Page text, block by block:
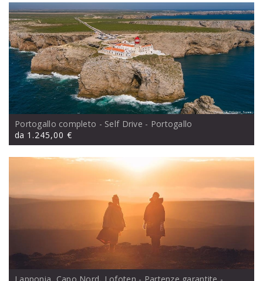
Portogallo completo - Self Drive - Portogallo
da 1.245,00 €